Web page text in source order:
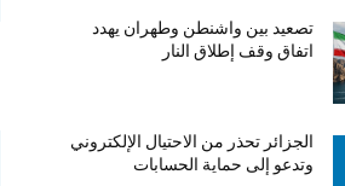
تصعيد بين واشنطن وطهران يهدد
اتفاق وقف إطلاق النار
الجزائر تحذر من الاحتيال الإلكتروني
وتدعو إلى حماية الحسابات